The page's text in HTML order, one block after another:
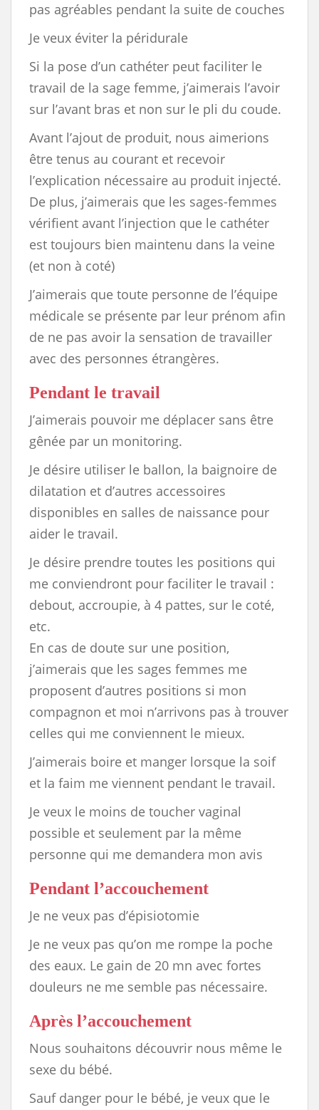
pas agréables pendant la suite de couches
Je veux éviter la péridurale
Si la pose d’un cathéter peut faciliter le
travail de la sage femme, j’aimerais l’avoir
sur l’avant bras et non sur le pli du coude.
Avant l’ajout de produit, nous aimerions
être tenus au courant et recevoir
l’explication nécessaire au produit injecté.
De plus, j’aimerais que les sages-femmes
vérifient avant l’injection que le cathéter
est toujours bien maintenu dans la veine
(et non à coté)
J’aimerais que toute personne de l’équipe
médicale se présente par leur prénom afin
de ne pas avoir la sensation de travailler
avec des personnes étrangères.
Pendant le travail
J’aimerais pouvoir me déplacer sans être
gênée par un monitoring.
Je désire utiliser le ballon, la baignoire de
dilatation et d’autres accessoires
disponibles en salles de naissance pour
aider le travail.
Je désire prendre toutes les positions qui
me conviendront pour faciliter le travail :
debout, accroupie, à 4 pattes, sur le coté,
etc.
En cas de doute sur une position,
j’aimerais que les sages femmes me
proposent d’autres positions si mon
compagnon et moi n’arrivons pas à trouver
celles qui me conviennent le mieux.
J’aimerais boire et manger lorsque la soif
et la faim me viennent pendant le travail.
Je veux le moins de toucher vaginal
possible et seulement par la même
personne qui me demandera mon avis
Pendant l’accouchement
Je ne veux pas d’épisiotomie
Je ne veux pas qu’on me rompe la poche
des eaux. Le gain de 20 mn avec fortes
douleurs ne me semble pas nécessaire.
Après l’accouchement
Nous souhaitons découvrir nous même le
sexe du bébé.
Sauf danger pour le bébé, je veux que le